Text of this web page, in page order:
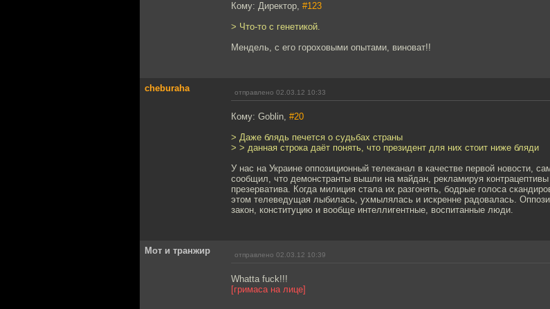
Кому: Директор, #123
> Что-то с генетикой.
Мендель, с его гороховыми опытами, виноват!!
cheburaha отправлено 02.03.12 10:33
Кому: Goblin, #20
> Даже блядь печется о судьбах страны
> > данная строка даёт понять, что президент для них стоит ниже бляди
У нас на Украине оппозиционный телеканал в качестве первой новости,
сообщил, что демонстранты вышли на майдан, рекламируя
презерватива. Когда милиция стала их разгонять, бодрые голоса
этом телеведущая лыбилась, ухмылялась и искренне радовалась.
закон, конституцию и вообще интеллигентные, воспитанные люди.
Мот и транжир отправлено 02.03.12 10:39
Whatta fuck!!!
[гримаса на лице]